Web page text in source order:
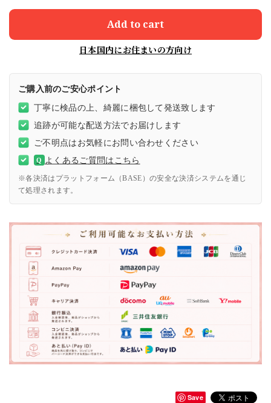
Add to cart
日本国内にお住まいの方向け
ご購入前のご安心ポイント
丁寧に検品の上、綺麗に梱包して発送致します
追跡が可能な配送方法でお届けします
ご不明点はお気軽にお問い合わせください
Q よくあるご質問はこちら
※各決済はプラットフォーム（BASE）の安全な決済システムを通じ
て処理されます。
Save